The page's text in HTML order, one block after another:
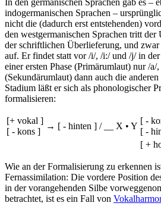
indogermanischen Sprachen –
nicht die (dadurch erst entstehenden)
den westgermanischen Sprachen tritt
der schriftlichen Überlieferung, und
auf. Er findet statt vor /i/, /i:/ und /j/ in
einer ersten Phase (Primärumlaut) nur /
(Sekundärumlaut) dann auch die
Stadium läßt er sich als phonologischer
formalisieren:
[+ vokal ]
[ - kons ]
→ [ - hinten ] / X • Y
[ -
[ -
[ +
Wie an der Formalisierung zu erkennen
Fernassimilation: Die vordere Position
in der vorangehenden Silbe
betrachtet, ist es ein Fall von